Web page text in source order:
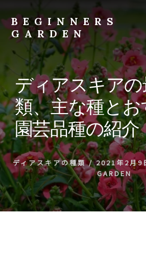
content
BEGINNERS
GARDEN
種
類
や
育
て
方
の
紹
介
を
行
ディアスキア
類、主な種と
園芸品種の紹介
ディアスキアの種類/ 2021年2月9
GARDEN